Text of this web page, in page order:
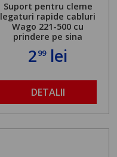
Suport pentru cleme
legaturi rapide cabluri
Wago 221-500 cu
prindere pe sina
299lei
DETALII